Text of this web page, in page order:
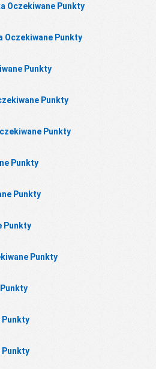
Oczekiwane Punkty
Oczekiwane Punkty
Punkty
Punkty
Punkty
Punkty
Punkty
Punkty
Punkty
Punkty
Punkty
Punkty